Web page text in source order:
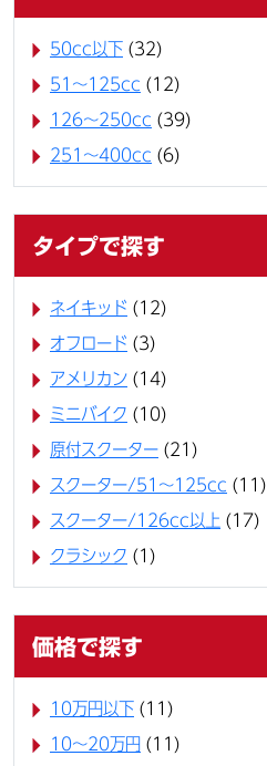
50cc以下 (32)
51～125cc (12)
126～250cc (39)
251～400cc (6)
タイプで探す
ネイキッド (12)
オフロード (3)
アメリカン (14)
ミニバイク (10)
原付スクーター (21)
スクーター/51～125cc (11)
スクーター/126cc以上 (17)
クラシック (1)
価格で探す
10万円以下 (11)
10〜20万円 (11)